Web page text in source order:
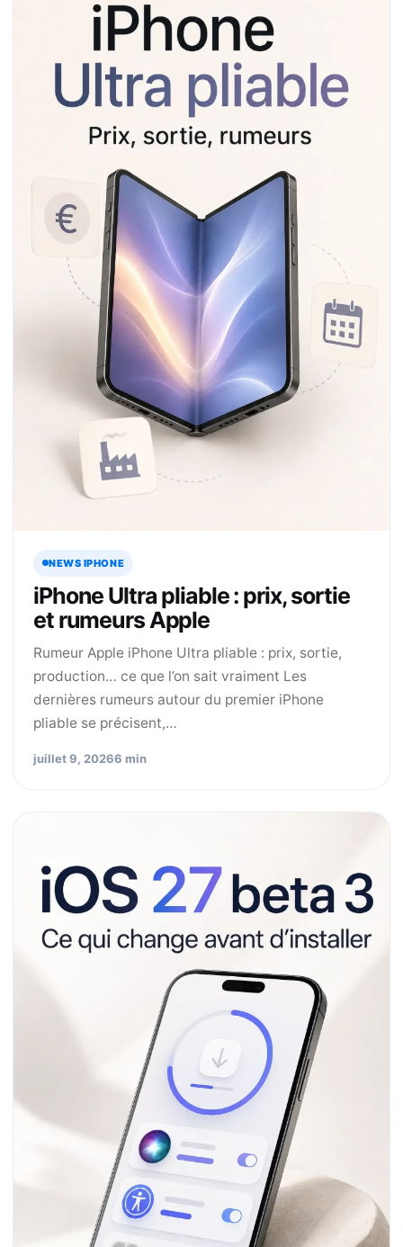
NEWS IPHONE
iPhone Ultra pliable : prix, sortie
et rumeurs Apple
Rumeur Apple iPhone Ultra pliable : prix, sortie,
production… ce que l’on sait vraiment Les
dernières rumeurs autour du premier iPhone
pliable se précisent,…
juillet 9, 20266 min